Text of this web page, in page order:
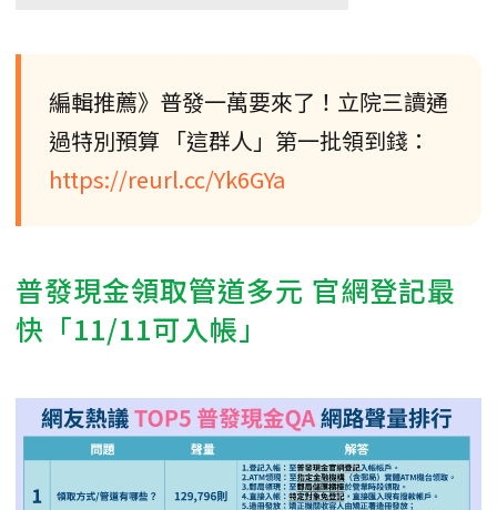
編輯推薦》普發一萬要來了！立院三讀通
過特別預算 「這群人」第一批領到錢：
https://reurl.cc/Yk6GYa
普發現金領取管道多元 官網登記最
快「11/11可入帳」